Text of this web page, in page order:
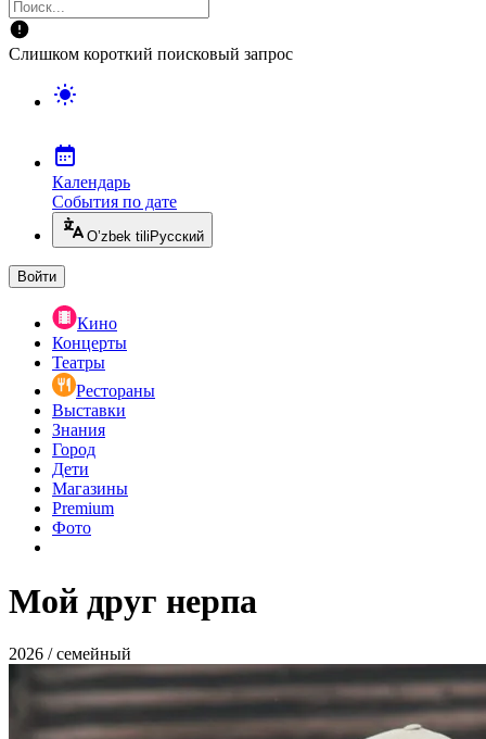
Слишком короткий поисковый запрос
Календарь
События по дате
O’zbek tili Русский
Войти
Кино
Концерты
Театры
Рестораны
Выставки
Знания
Город
Дети
Магазины
Premium
Фото
Мой друг нерпа
2026 / семейный